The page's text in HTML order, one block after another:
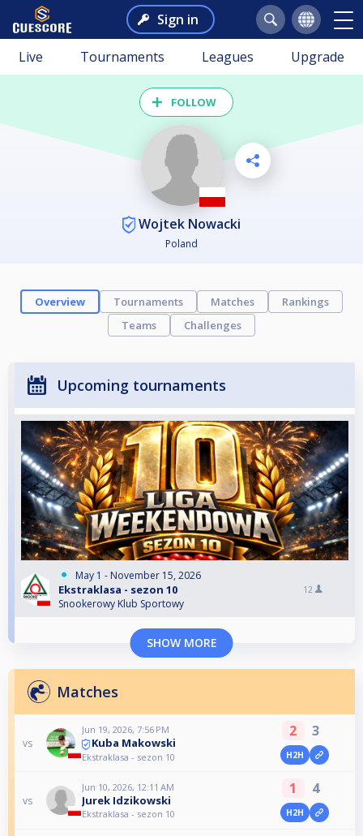
Sign in
Live Tournaments Leagues Upgrade
FOLLOW
Wojtek Nowacki
Poland
Overview Tournaments Matches
Rankings
Teams
Challenges
Upcoming tournaments
May 1 - November 15, 2026
Ekstraklasa - sezon 10
Snookerowy Klub Sportowy
12
SHOW MORE
Matches
vs
Jun 19, 2026, 7:56 PM
Kuba Makowski
Ekstraklasa - sezon 10
2 3
H2H
vs
Jun 10, 2026, 12:11 AM
Jurek Idzikowski
Ekstraklasa - sezon 10
1 4
H2H